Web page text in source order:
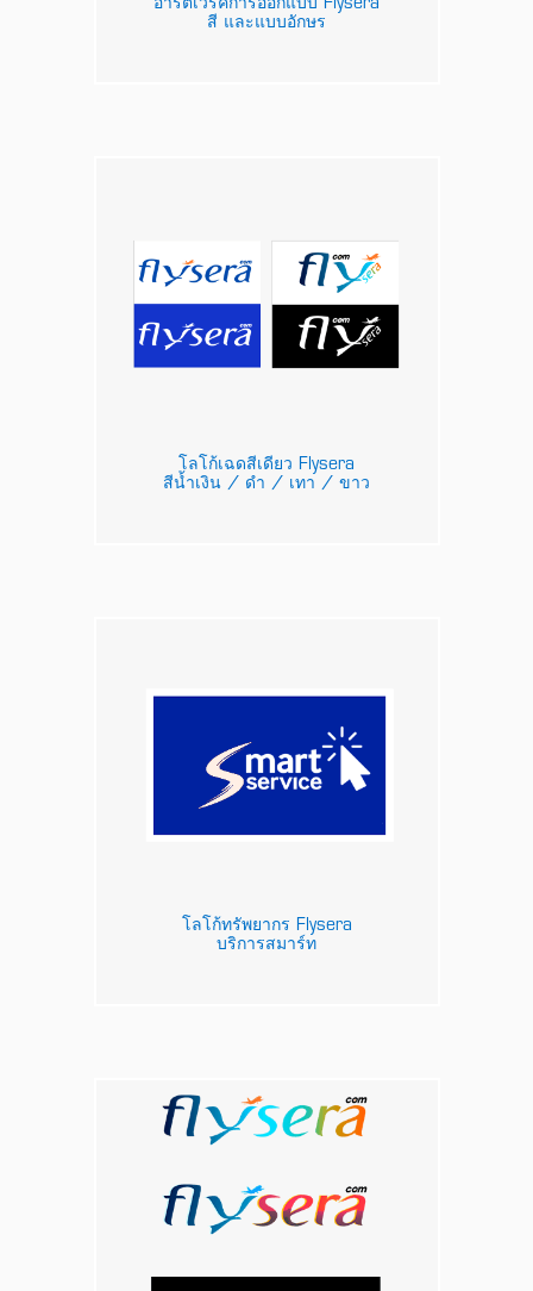
อาร์ตเวิร์คการออกแบบ Flysera
สี และแบบอักษร
โลโก้เฉดสีเดียว Flysera
สีน้ำเงิน / ดำ / เทา / ขาว
โลโก้ทรัพยากร Flysera
บริการสมาร์ท